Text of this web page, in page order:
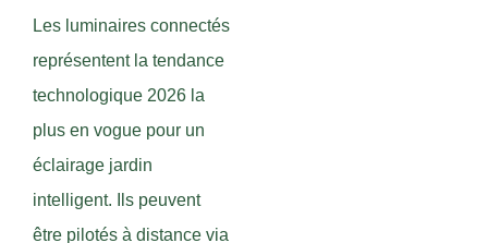
Les luminaires connectés
représentent la tendance
technologique 2026 la
plus en vogue pour un
éclairage jardin
intelligent. Ils peuvent
être pilotés à distance via